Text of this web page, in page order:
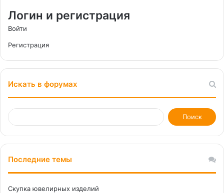
Логин и регистрация
Войти
Регистрация
Искать в форумах
Последние темы
Скупка ювелирных изделий